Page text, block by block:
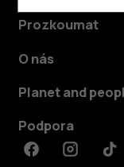
Prozkoumat
O nás
Planet and
Podpora
FacebookInstagram